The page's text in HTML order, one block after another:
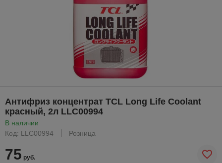
Антифриз концентрат TCL Long Life Coolant
красный, 2л LLC00994
В наличии
Код: LLC00994
Розница
75 руб.